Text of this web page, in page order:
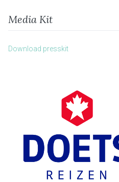
Media Kit
Download presskit